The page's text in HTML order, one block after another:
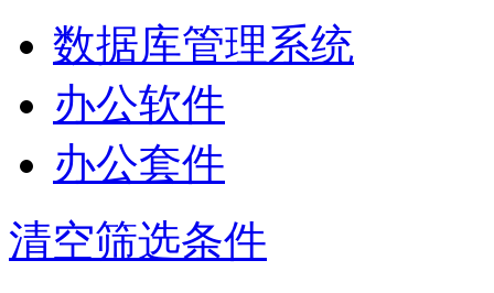
数据库管理系统
办公软件
办公套件
清空筛选条件